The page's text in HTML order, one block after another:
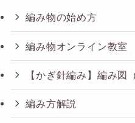
編み物の始め方
編み物オンライン教室
【かぎ針編み】編み図
編み方解説